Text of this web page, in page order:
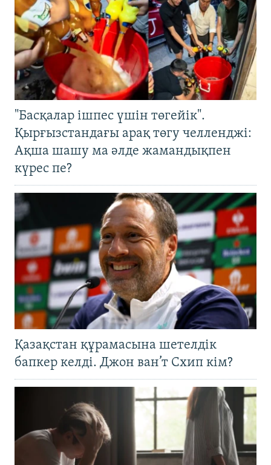
"Басқалар ішпес үшін төгейік".
Қырғызстандағы арақ төгу челленджі:
Ақша шашу ма әлде жамандықпен
күрес пе?
Қазақстан құрамасына шетелдік
бапкер келді. Джон ван’т Схип кім?